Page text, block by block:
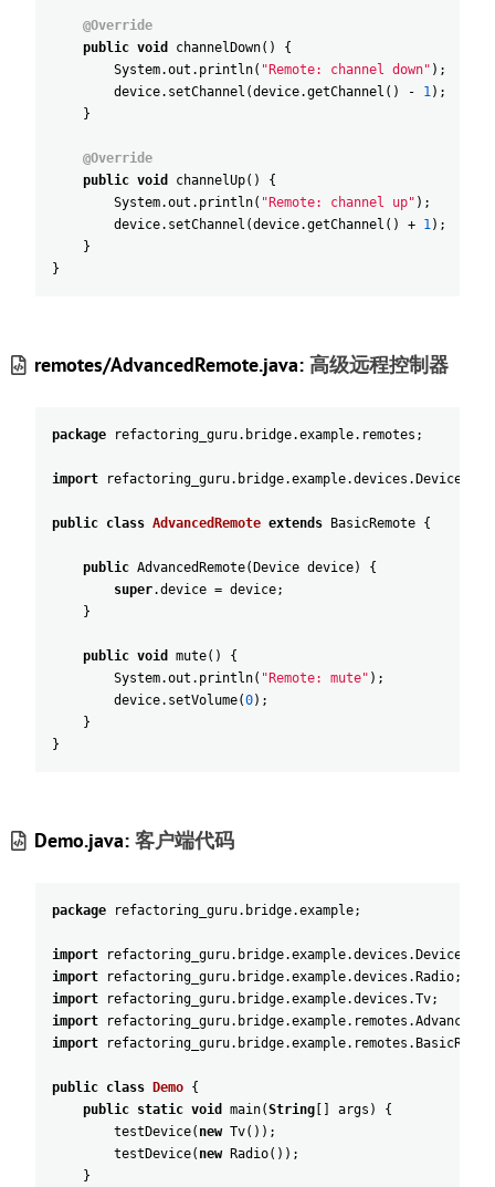
@Override
public void channelDown( )
{
System.out . println( "Remote: channel down" ) ;
device. setChannel (device.getChannel ( ) - 1) ;
}
@Override
public void channelUp( )
{
System.out . println( "Remote: channel up" ) ;
device. setChannel (device.getChannel ( ) + 1) ;
}
}
remotes/AdvancedRemote.java:高级远程控制器
package refactoring_guru. bridge.example. remotes ;
import refactoring_guru. bridge.example.devices . Device
public class AdvancedRemote extends BasicRemote {
public AdvancedRemote( Device device)
{
super.device = device;
}
public void mute( )
{
System.out . println( "Remote: mute" ) ;
device. setVolume(0) ;
}
}
Demo.java:客户端代码
package refactoring_guru. bridge.example;
import refactoring_guru. bridge.example.devices . Device
import
refactoring_guru. bridge.example.devices . Radio;
import
refactoring_guru. bridge.example.devices .Tv;
import
refactoring_guru. bridge.example. remotes .
import
refactoring_guru. bridge.example. remotes .
public class Demo {
public static void main(String args )
{
testDevice( new Tv( ) ) ;
testDevice( new Radio( ) ) ;
}